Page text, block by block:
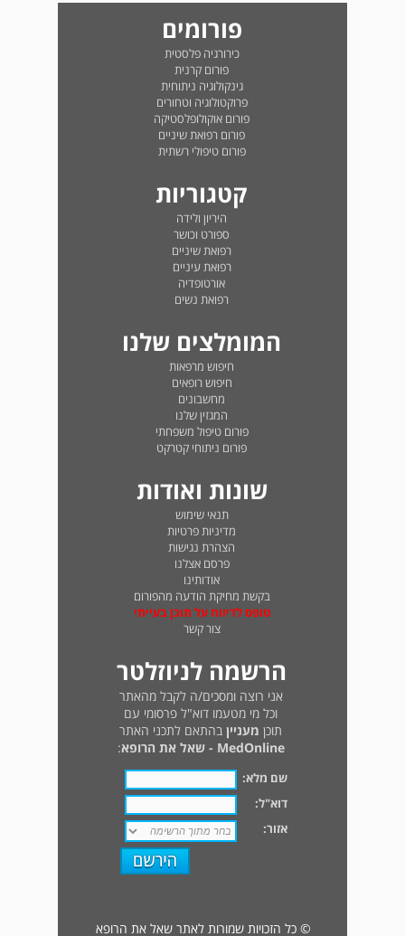
פורומים
כירורגיה פלסטית
פורום קרנית
גינקולוגיה ניתוחית
פרוקטולוגיה וטחורים
פורום אוקולופלסטיקה
פורום רפואת שיניים
פורום טיפולי רשתית
קטגוריות
היריון ולידה
ספורט וכושר
רפואת שיניים
רפואת עיניים
אורטופדיה
רפואת נשים
המומלצים שלנו
חיפוש מרפאות
חיפוש רופאים
מחשבונים
המגזין שלנו
פורום טיפול משפחתי
פורום ניתוחי קטרקט
שונות ואודות
תנאי שימוש
מדיניות פרטיות
הצהרת נגישות
פרסם אצלנו
אודותינו
בקשת מחיקת הודעה מהפורום
טופס לדיווח על תוכן בעייתי
צור קשר
הרשמה לניוזלטר
אני רוצה ומסכים/ה לקבל מהאתר
וכל מי מטעמו דוא"ל פרסומי עם
תוכן מעניין בהתאם לתכני האתר
MedOnline - שאל את הרופא
:
שם מלא:
דוא"ל:
אזור:
© כל הזכויות שמורות לאתר שאל את הרופא